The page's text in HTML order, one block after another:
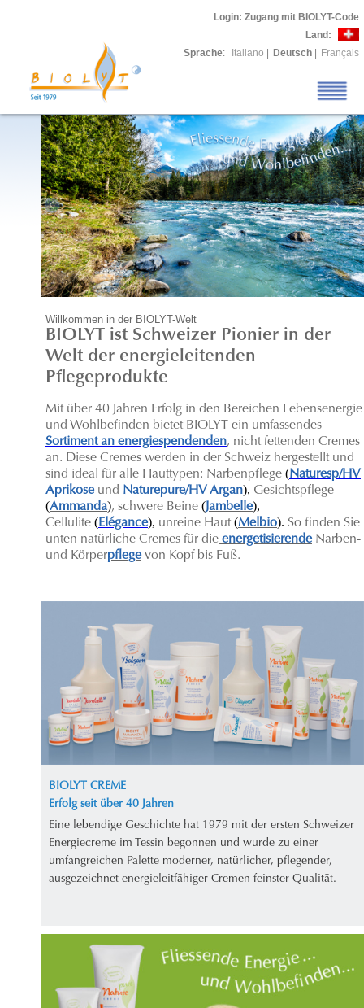
Login: Zugang mit BIOLYT-Code
Land:
Sprache: Italiano Deutsch Français
Willkommen in der BIOLYT-Welt
BIOLYT ist Schweizer Pionier in der
Welt der energieleitenden
Pflegeprodukte
Mit über 40 Jahren Erfolg in den Bereichen Lebensenergie
und Wohlbefinden bietet BIOLYT ein umfassendes
Sortiment an energiespendenden, nicht fettenden Cremes
an. Diese Cremes werden in der Schweiz hergestellt und
sind ideal für alle Hauttypen: Narbenpflege (Naturesp/HV
Aprikose und Naturepure/HV Argan), Gesichtspflege
(Ammanda), schwere Beine (Jambelle),
Cellulite (Elégance), unreine Haut (Melbio). So finden Sie
unten natürliche Cremes für die energetisierendeNarben-
und Körperpflegevon Kopf bis Fuß.
BIOLYT CREME
Erfolg seit über 40 Jahren
Eine lebendige Geschichte hat 1979 mit der ersten Schweizer
Energiecreme im Tessin begonnen und wurde zu einer
umfangreichen Palette moderner, natürlicher, pflegender,
ausgezeichnet energieleitfähiger Cremen feinster Qualität.